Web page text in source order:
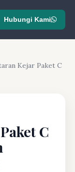
Hubungi Kami
Kejar Paket C
C